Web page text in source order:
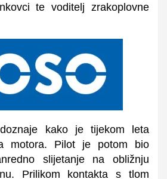
te voditelj zrakoplovne
kako je tijekom leta
motora. Pilot je potom bio
slijetanje na obližnju
Prilikom kontakta s tlom